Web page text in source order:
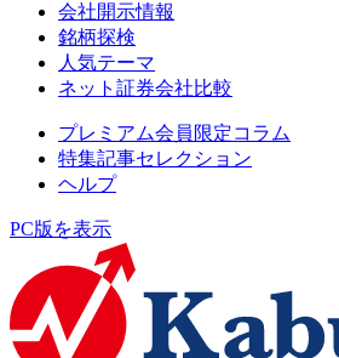
会社開示情報
銘柄探検
人気テーマ
ネット証券会社比較
プレミアム会員限定コラム
特集記事セレクション
ヘルプ
PC版を表示